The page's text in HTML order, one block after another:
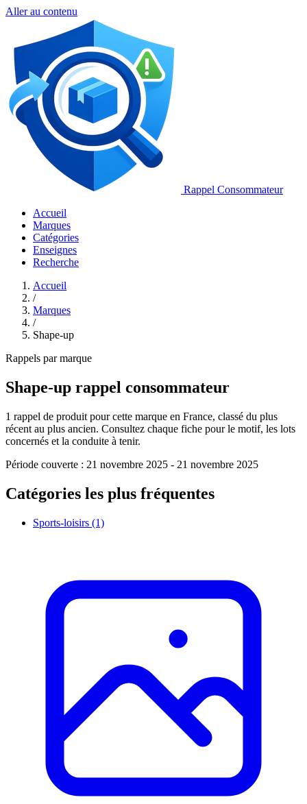
Aller au contenu
Rappel Consommateur
Accueil
Marques
Catégories
Enseignes
Recherche
Accueil
/
Marques
/
Shape-up
Rappels par marque
Shape-up rappel consommateur
1 rappel de produit pour cette marque en France, classé du plus
récent au plus ancien. Consultez chaque fiche pour le motif, les lots
concernés et la conduite à tenir.
Période couverte : 21 novembre 2025 - 21 novembre 2025
Catégories les plus fréquentes
Sports-loisirs (1)